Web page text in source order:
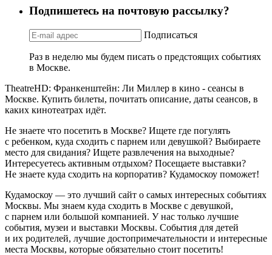
Подпишетесь на почтовую рассылку?
Подписаться
Раз в неделю мы будем писать о предстоящих событиях
в Москве.
TheatreHD: Франкенштейн: Ли Миллер в кино - сеансы в
Москве. Купить билеты, почитать описание, даты сеансов, в
каких кинотеатрах идёт.
Не знаете что посетить в Москве? Ищете где погулять
с ребенком, куда сходить с парнем или девушкой? Выбираете
место для свидания? Ищете развлечения на выходные?
Интересуетесь активным отдыхом? Посещаете выставки?
Не знаете куда сходить на корпоратив? Кудамоскоу поможет!
Кудамоскоу — это лучший сайт о самых интересных событиях
Москвы. Мы знаем куда сходить в Москве с девушкой,
с парнем или большой компанией. У нас только лучшие
события, музеи и выставки Москвы. События для детей
и их родителей, лучшие достопримечательности и интересные
места Москвы, которые обязательно стоит посетить!